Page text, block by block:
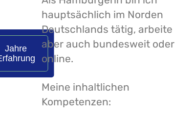
Jahre
hauptsächlich im Norden
Deutschlands tätig, arbeite
aber auch bundesweit oder
online.
Meine inhaltlichen
Kompetenzen: